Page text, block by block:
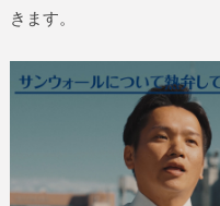
きます。